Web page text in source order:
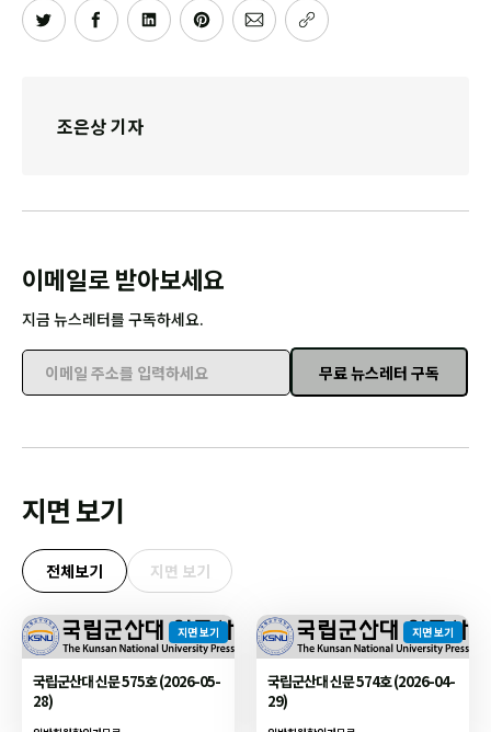
조은상 기자
이메일로 받아보세요
지금 뉴스레터를 구독하세요.
이메일 주소를 입력하세요
무료 뉴스레터 구독
지면 보기
전체보기 지면 보기
지면 보기
국립군산대 신문 575호 (2026-05-
28)
지면 보기
국립군산대 신문 574호 (2026-04-
29)